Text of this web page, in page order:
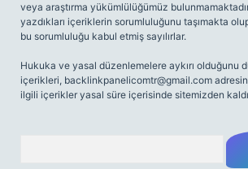
veya araştırma yükümlülüğümüz
yazdıkları içeriklerin sorumluluğunu taşımakta
bu sorumluluğu kabul etmiş sayılırlar.
Hukuka ve yasal düzenlemelere aykırı olduğunu
içerikleri, backlinkpanelicomtr@gmail.com
ilgili içerikler yasal süre içerisinde sitemizden